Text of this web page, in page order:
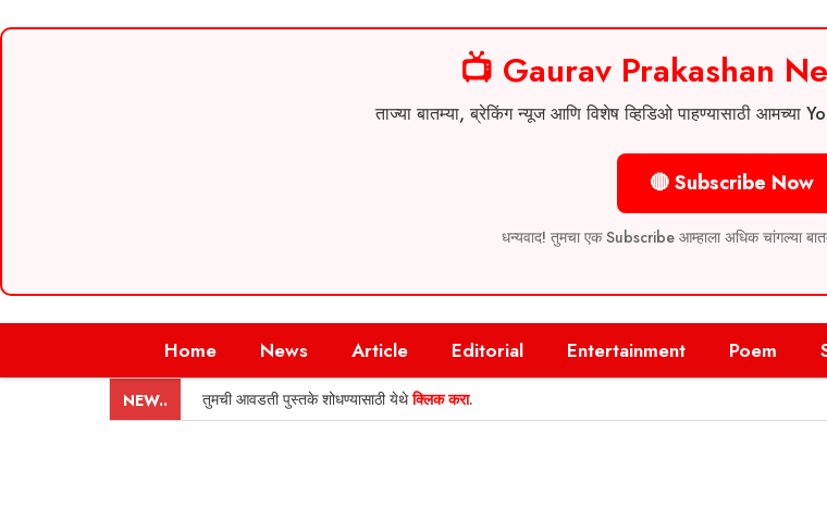
📺 Gaurav Prakashan
ताज्या बातम्या, ब्रेकिंग न्यूज आणि विशेष व्हिडिओ पाहण्यासाठी
🔴 Subscribe Now
धन्यवाद! तुमचा एक Subscribe आम्हाला अधिक चांगल्या
Home News Article Editorial Entertainment Poem
NEW.. तुमची आवडती पुस्तके शोधण्यासाठी येथेक्लिक करा.